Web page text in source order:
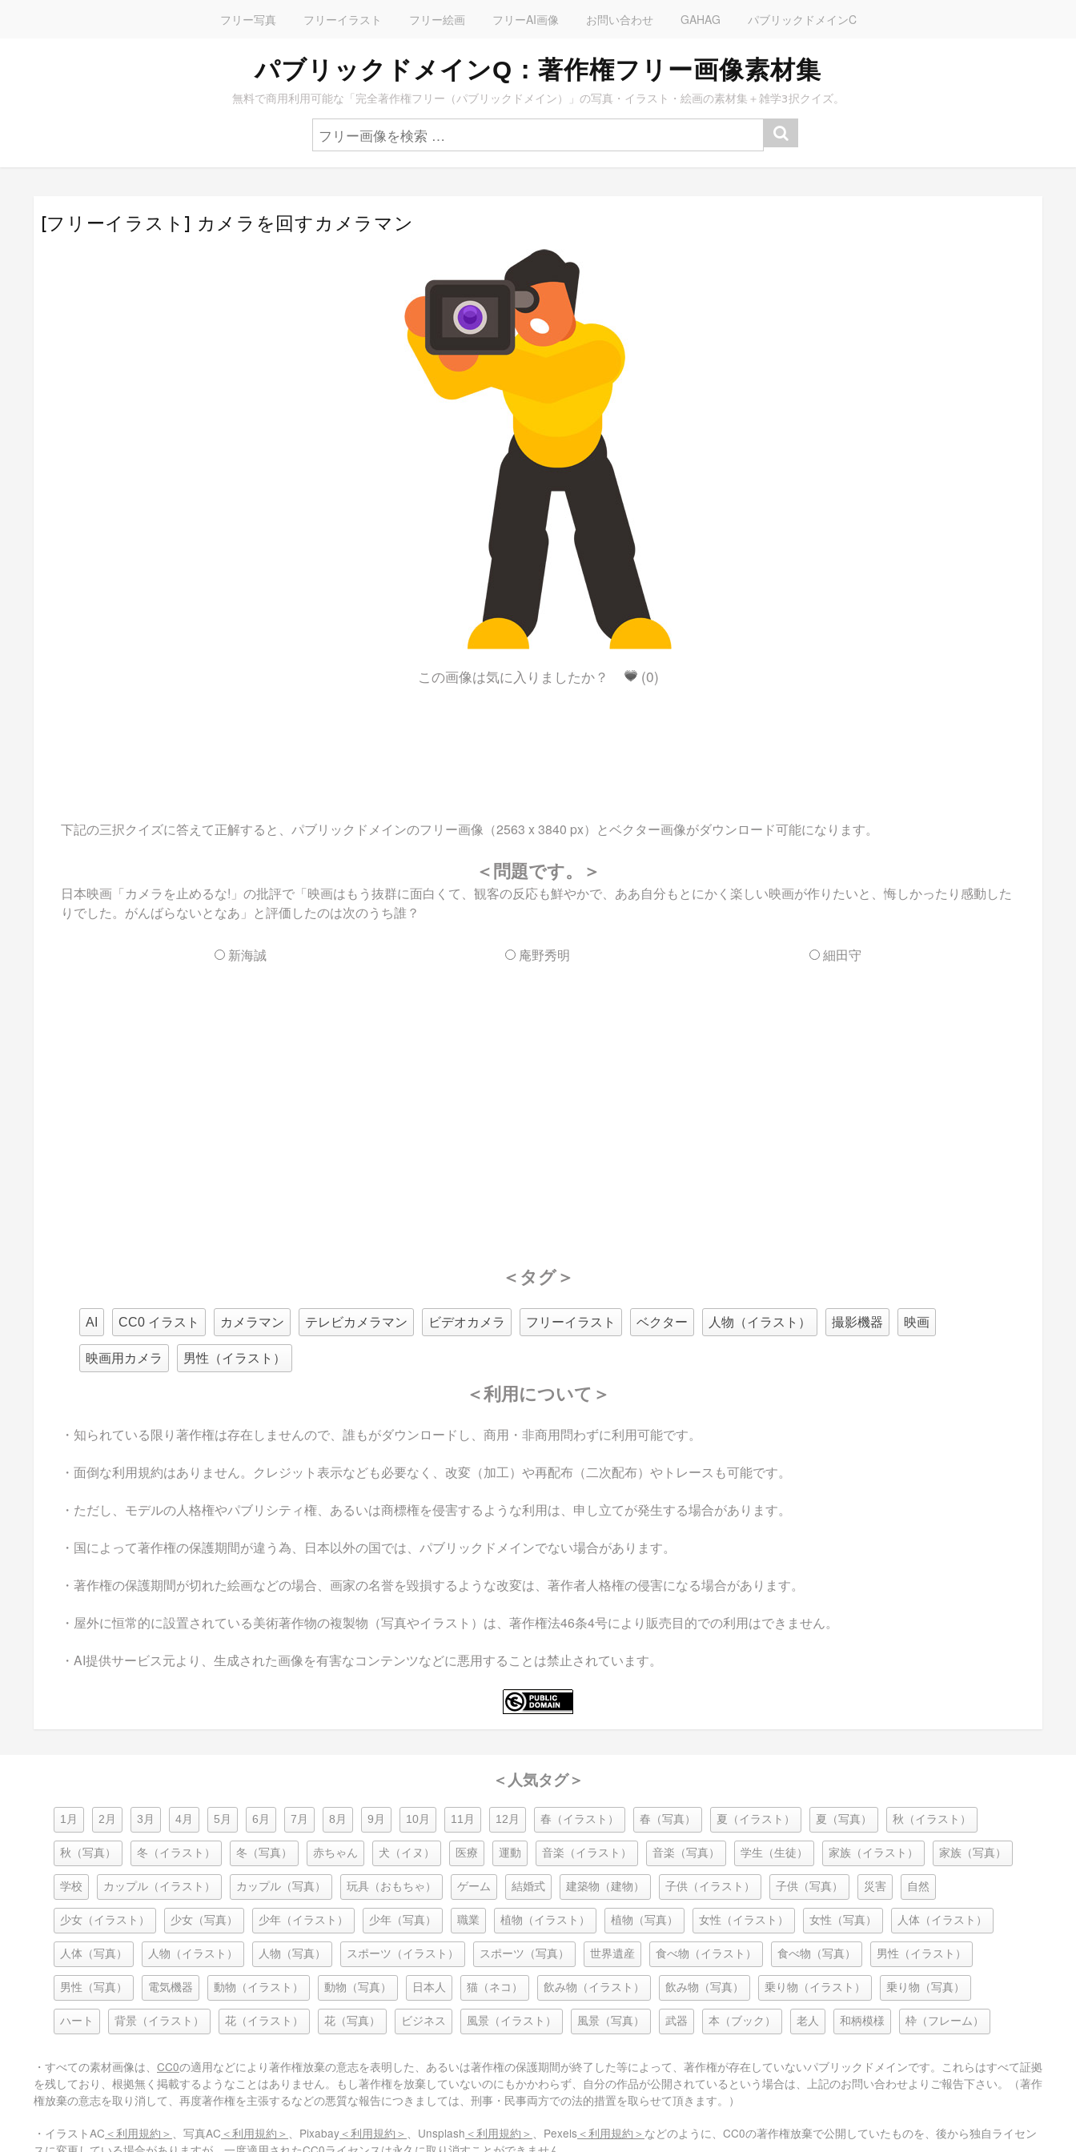
フリー写真 フリーイラスト フリー絵画 フリーAI画像 お問い合わせ GAHAG パブリックドメインC
パブリックドメインQ：著作権フリー画像素材集
無料で商用利用可能な「完全著作権フリー（パブリックドメイン）」の写真・イラスト・絵画の素材集＋雑学3択クイズ。
[フリーイラスト] カメラを回すカメラマン
この画像は気に入りましたか？ (0)
下記の三択クイズに答えて正解すると、パブリックドメインのフリー画像（2563 x 3840 px）とベクター画像がダウンロード可能になります。
＜問題です。＞
日本映画「カメラを止めるな!」の批評で「映画はもう抜群に面白くて、観客の反応も鮮やかで、ああ自分もとにかく楽しい映画が作りたいと、悔しかったり感動した
りでした。がんばらないとなあ」と評価したのは次のうち誰？
新海誠 庵野秀明 細田守
＜タグ＞
AI CC0 イラスト カメラマン テレビカメラマン ビデオカメラ フリーイラスト ベクター 人物（イラスト） 撮影機器 映画
映画用カメラ 男性（イラスト）
＜利用について＞
・知られている限り著作権は存在しませんので、誰もがダウンロードし、商用・非商用問わずに利用可能です。
・面倒な利用規約はありません。クレジット表示なども必要なく、改変（加工）や再配布（二次配布）やトレースも可能です。
・ただし、モデルの人格権やパブリシティ権、あるいは商標権を侵害するような利用は、申し立てが発生する場合があります。
・国によって著作権の保護期間が違う為、日本以外の国では、パブリックドメインでない場合があります。
・著作権の保護期間が切れた絵画などの場合、画家の名誉を毀損するような改変は、著作者人格権の侵害になる場合があります。
・屋外に恒常的に設置されている美術著作物の複製物（写真やイラスト）は、著作権法46条4号により販売目的での利用はできません。
・AI提供サービス元より、生成された画像を有害なコンテンツなどに悪用することは禁止されています。
＜人気タグ＞
1月 2月 3月 4月 5月 6月 7月 8月 9月 10月 11月 12月 春（イラスト） 春（写真） 夏（イラスト） 夏（写真） 秋（イラスト）
秋（写真） 冬（イラスト） 冬（写真） 赤ちゃん 犬（イヌ） 医療 運動 音楽（イラスト） 音楽（写真） 学生（生徒） 家族（イラスト） 家族（写真）
学校 カップル（イラスト） カップル（写真） 玩具（おもちゃ） ゲーム 結婚式 建築物（建物） 子供（イラスト） 子供（写真） 災害 自然
少女（イラスト） 少女（写真） 少年（イラスト） 少年（写真） 職業 植物（イラスト） 植物（写真） 女性（イラスト） 女性（写真） 人体（イラスト）
人体（写真） 人物（イラスト） 人物（写真） スポーツ（イラスト） スポーツ（写真） 世界遺産 食べ物（イラスト） 食べ物（写真） 男性（イラスト）
男性（写真） 電気機器 動物（イラスト） 動物（写真） 日本人 猫（ネコ） 飲み物（イラスト） 飲み物（写真） 乗り物（イラスト） 乗り物（写真）
ハート 背景（イラスト） 花（イラスト） 花（写真） ビジネス 風景（イラスト） 風景（写真） 武器 本（ブック） 老人 和柄模様 枠（フレーム）
・すべての素材画像は、 CC0の適用などにより著作権放棄の意志を表明した、あるいは著作権の保護期間が終了した等によって、著作権が存在していないパブリックドメインです。これらはすべて証拠
を残しており、根拠無く掲載するようなことはありません。もし著作権を放棄していないのにもかかわらず、自分の作品が公開されているという場合は、上記のお問い合わせよりご報告下さい。（著作
権放棄の意志を取り消して、再度著作権を主張するなどの悪質な報告につきましては、刑事・民事両方での法的措置を取らせて頂きます。）
・イラストAC ＜利用規約＞ 、写真AC ＜利用規約＞ 、Pixabay ＜利用規約＞ 、Unsplash ＜利用規約＞ 、Pexels ＜利用規約＞ などのように、CC0の著作権放棄で公開していたものを、後から独自ライセン